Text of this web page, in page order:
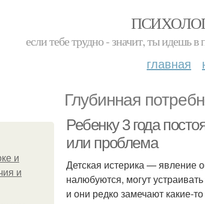
если тебе трудно - значит, ты идешь
главная
Глубинная
и
и
Ребенку 3 года
или проблема
Детская истерика — явление
налюбуются, могут
и они редко замечают какие-